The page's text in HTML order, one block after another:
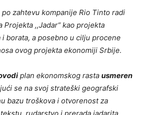
zahtevu kompanije Rio Tinto radi
Projekta ,,Jadar“ kao projekta
borata, a posebno u cilju procene
ovog projekta ekonomiji Srbije.
plan ekonomskog rasta usmeren
se na svoj strateški geografski
bazu troškova i otvorenost za